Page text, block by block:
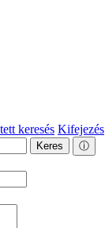
keresés Kifejezés
Keres ⓘ